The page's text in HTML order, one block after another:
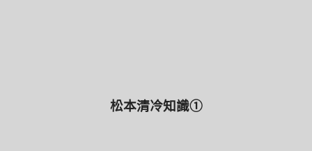
松本清冷知識①